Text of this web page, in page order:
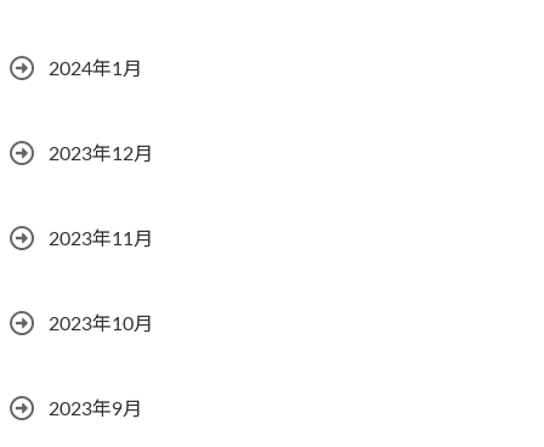
2024年1月
2023年12月
2023年11月
2023年10月
2023年9月